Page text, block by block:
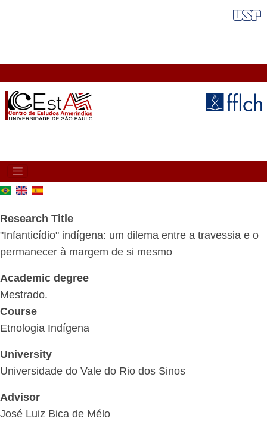
MAIN
NAVIGATION
Research Title
"Infanticídio" indígena: um dilema entre a travessia e o
permanecer à margem de si mesmo
Academic degree
Mestrado.
Course
Etnologia Indígena
University
Universidade do Vale do Rio dos Sinos
Advisor
José Luiz Bica de Mélo